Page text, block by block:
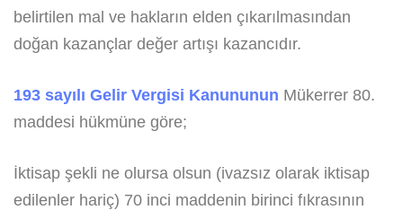
belirtilen mal ve hakların elden çıkarılmasından
doğan kazançlar değer artışı kazancıdır.
193 sayılı Gelir Vergisi Kanununun Mükerrer 80.
maddesi hükmüne göre;
İktisap şekli ne olursa olsun (ivazsız olarak iktisap
edilenler hariç) 70 inci maddenin birinci fıkrasının